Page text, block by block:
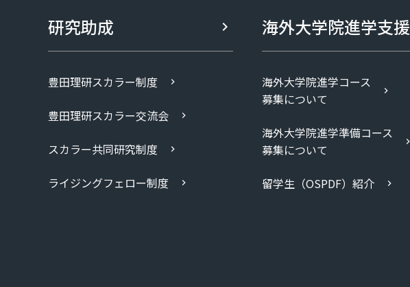
研究助成
豊田理研スカラー制度
豊田理研スカラー交流会
スカラー共同研究制度
ライジングフェロー制度
海外大学院進学支援
海外大学院進学コース
募集について
海外大学院進学準備コース
募集について
留学生（OSPDF）紹介